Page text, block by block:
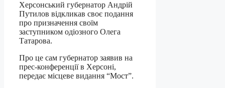
Херсонський губернатор Андрій
Путилов відкликав своє подання
про призначення своїм
заступником одіозного Олега
Татарова.
Про це сам губернатор заявив на
прес-конференції в Херсоні,
передає місцеве видання “Мост”.